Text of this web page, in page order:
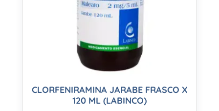
CLORFENIRAMINA JARABE FRASCO X
120 ML (LABINCO)